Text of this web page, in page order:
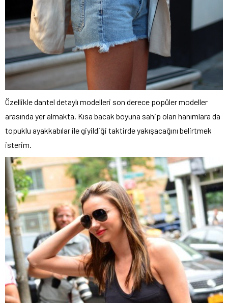
Özellikle dantel detaylı modelleri son derece popüler modeller
arasında yer almakta. Kısa bacak boyuna sahip olan hanımlara da
topuklu ayakkabılar ile giyildiği taktirde yakışacağını belirtmek
isterim.